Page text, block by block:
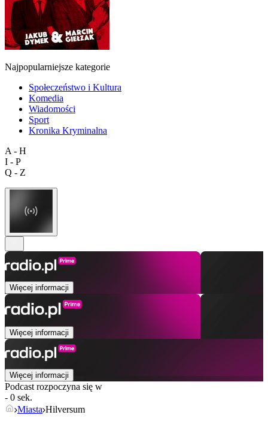
Najpopularniejsze kategorie
Społeczeństwo i Kultura
Komedia
Wiadomości
Sport
Kronika Kryminalna
A - H
I - P
Q - Z
Więcej informacji
Więcej informacji
Więcej informacji
Podcast rozpoczyna się w
- 0 sek.
Miasta Hilversum